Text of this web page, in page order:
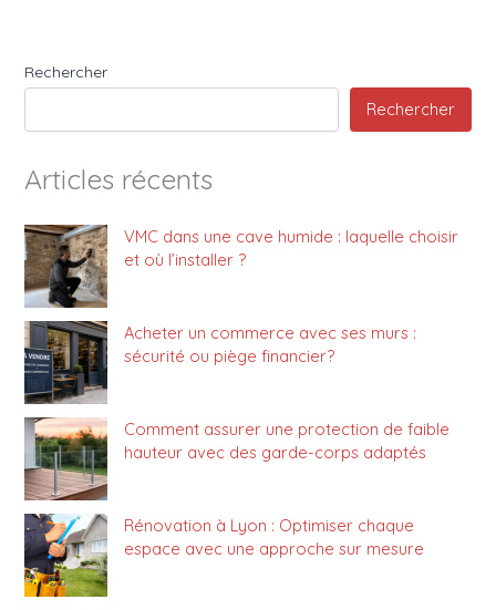
Rechercher
Rechercher
Articles récents
VMC dans une cave humide : laquelle choisir
et où l’installer ?
Acheter un commerce avec ses murs :
sécurité ou piège financier?
Comment assurer une protection de faible
hauteur avec des garde-corps adaptés
Rénovation à Lyon : Optimiser chaque
espace avec une approche sur mesure